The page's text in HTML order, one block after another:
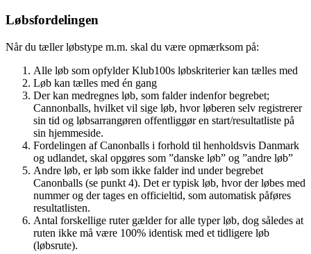
Løbsfordelingen
Når du tæller løbstype m.m. skal du være opmærksom på:
Alle løb som opfylder Klub100s løbskriterier kan tælles med
Løb kan tælles med én gang
Der kan medregnes løb, som falder indenfor begrebet;
Cannonballs, hvilket vil sige løb, hvor løberen selv registrerer
sin tid og løbsarrangøren offentliggør en start/resultatliste på
sin hjemmeside.
Fordelingen af Canonballs i forhold til henholdsvis Danmark
og udlandet, skal opgøres som ”danske løb” og ”andre løb”
Andre løb, er løb som ikke falder ind under begrebet
Canonballs (se punkt 4). Det er typisk løb, hvor der løbes med
nummer og der tages en officieltid, som automatisk påføres
resultatlisten.
Antal forskellige ruter gælder for alle typer løb, dog således at
ruten ikke må være 100% identisk med et tidligere løb
(løbsrute).